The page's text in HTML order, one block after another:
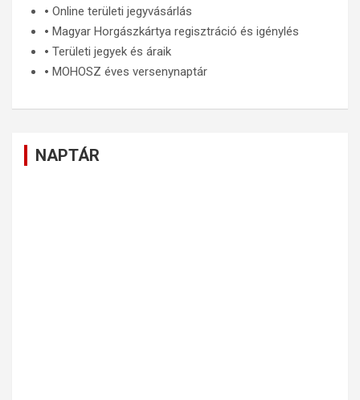
🞄 Online területi jegyvásárlás
🞄 Magyar Horgászkártya regisztráció és igénylés
🞄 Területi jegyek és áraik
🞄 MOHOSZ éves versenynaptár
NAPTÁR